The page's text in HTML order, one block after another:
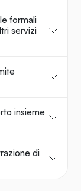
formali
servizi
insieme
di